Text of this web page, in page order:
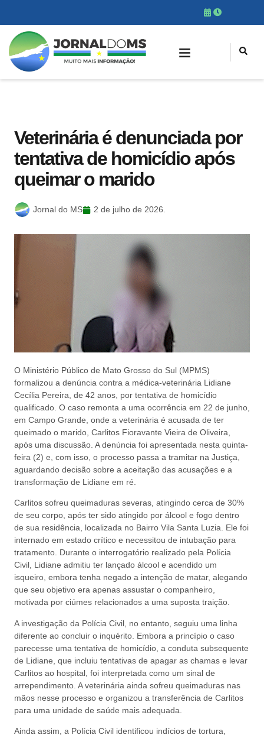
Veterinária é denunciada por
tentativa de homicídio após
queimar o marido
Jornal do MS 2 de julho de 2026.
O Ministério Público de Mato Grosso do Sul (MPMS)
formalizou a denúncia contra a médica-veterinária Lidiane
Cecília Pereira, de 42 anos, por tentativa de homicídio
qualificado. O caso remonta a uma ocorrência em 22 de junho,
em Campo Grande, onde a veterinária é acusada de ter
queimado o marido, Carlitos Fioravante Vieira de Oliveira,
após uma discussão. A denúncia foi apresentada nesta quinta-
feira (2) e, com isso, o processo passa a tramitar na Justiça,
aguardando decisão sobre a aceitação das acusações e a
transformação de Lidiane em ré.
Carlitos sofreu queimaduras severas, atingindo cerca de 30%
de seu corpo, após ter sido atingido por álcool e fogo dentro
de sua residência, localizada no Bairro Vila Santa Luzia. Ele foi
internado em estado crítico e necessitou de intubação para
tratamento. Durante o interrogatório realizado pela Polícia
Civil, Lidiane admitiu ter lançado álcool e acendido um
isqueiro, embora tenha negado a intenção de matar, alegando
que seu objetivo era apenas assustar o companheiro,
motivada por ciúmes relacionados a uma suposta traição.
A investigação da Polícia Civil, no entanto, seguiu uma linha
diferente ao concluir o inquérito. Embora a princípio o caso
parecesse uma tentativa de homicídio, a conduta subsequente
de Lidiane, que incluiu tentativas de apagar as chamas e levar
Carlitos ao hospital, foi interpretada como um sinal de
arrependimento. A veterinária ainda sofreu queimaduras nas
mãos nesse processo e organizou a transferência de Carlitos
para uma unidade de saúde mais adequada.
Ainda assim, a Polícia Civil identificou indícios de tortura,